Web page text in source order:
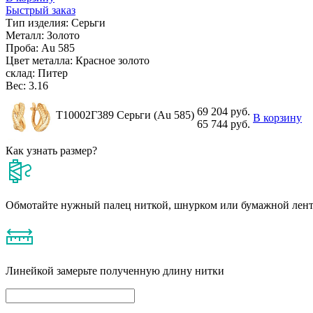
Быстрый заказ
Тип изделия: Серьги
Металл: Золото
Проба: Au 585
Цвет металла: Красное золото
склад: Питер
Вес: 3.16
Т10002Г389 Серьги (Au 585) 69 204 руб.
65 744 руб.
В корзину
Как узнать размер?
Обмотайте нужный палец ниткой, шнурком или бумажной
Линейкой замерьте полученную длину нитки